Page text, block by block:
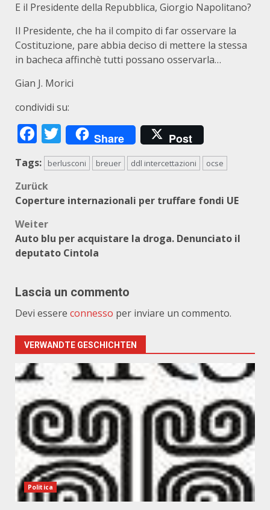
E il Presidente della Repubblica, Giorgio Napolitano?
Il Presidente, che ha il compito di far osservare la
Costituzione, pare abbia deciso di mettere la stessa
in bacheca affinchè tutti possano osservarla…
Gian J. Morici
condividi su:
Facebook
Twitter
Share Post
Tags: berlusconi breuer ddl intercettazioni ocse
Beitragsnavigation
Zurück
Coperture internazionali per truffare fondi UE
Weiter
Auto blu per acquistare la droga. Denunciato il
deputato Cintola
Lascia un commento
Devi essere connesso per inviare un commento.
VERWANDTE GESCHICHTEN
Politica